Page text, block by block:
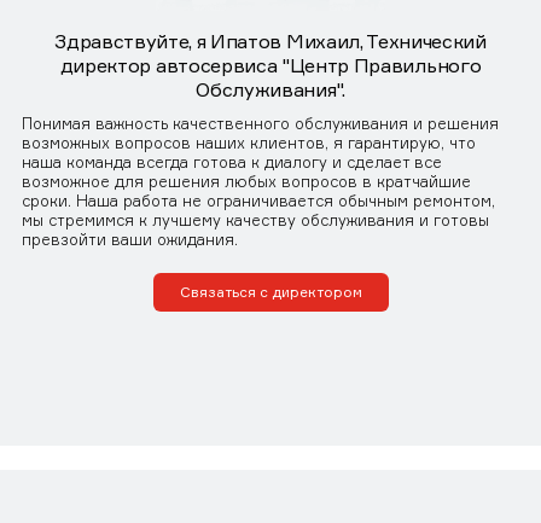
Здравствуйте, я Ипатов Михаил, Технический
директор автосервиса "Центр Правильного
Обслуживания".
Понимая важность качественного обслуживания и решения
возможных вопросов наших клиентов, я гарантирую, что
наша команда всегда готова к диалогу и сделает все
возможное для решения любых вопросов в кратчайшие
сроки. Наша работа не ограничивается обычным ремонтом,
мы стремимся к лучшему качеству обслуживания и готовы
превзойти ваши ожидания.
Связаться с директором